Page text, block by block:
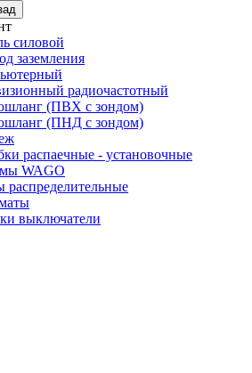
силовой
заземления
радиочастотный
(ПВХ с зондом)
(ПНД с зондом)
распаечные - установочные
WAGO
выключатели